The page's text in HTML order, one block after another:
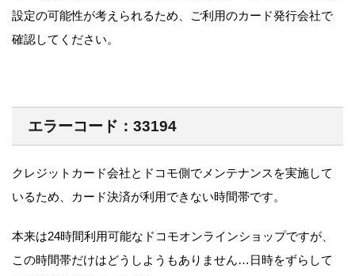
設定の可能性が考えられるため、ご利用のカード発行会社で
確認してください。
エラーコード：33194
クレジットカード会社とドコモ側でメンテナンスを実施して
いるため、カード決済が利用できない時間帯です。
本来は24時間利用可能なドコモオンラインショップですが、
この時間帯だけはどうしようもありません…日時をずらして